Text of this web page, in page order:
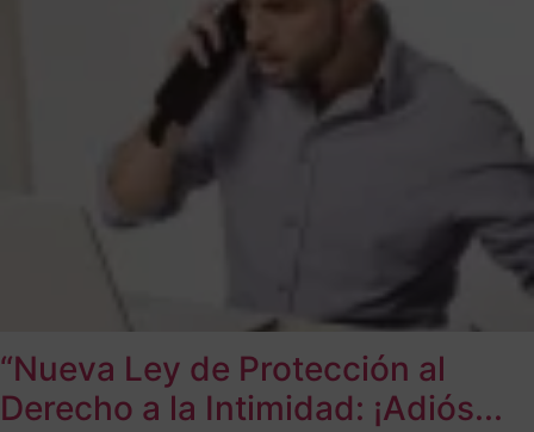
“Nueva Ley de Protección al
Derecho a la Intimidad: ¡Adiós...